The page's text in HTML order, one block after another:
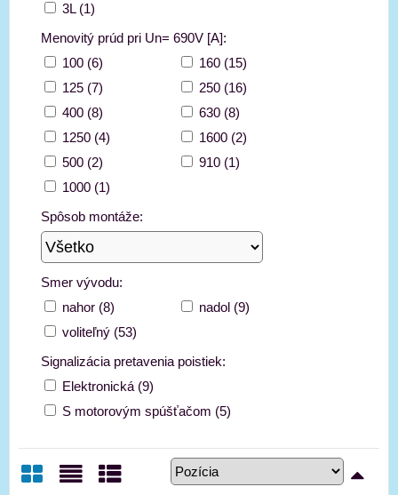
3L (1)
Menovitý prúd pri Un= 690V [A]:
100 (6)
160 (15)
125 (7)
250 (16)
400 (8)
630 (8)
1250 (4)
1600 (2)
500 (2)
910 (1)
1000 (1)
Spôsob montáže:
Smer vývodu:
nahor (8)
nadol (9)
voliteľný (53)
Signalizácia pretavenia poistiek:
Elektronická (9)
S motorovým spúšťačom (5)